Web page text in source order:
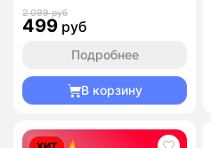
2 099 руб
499 руб
Подробнее
В корзину